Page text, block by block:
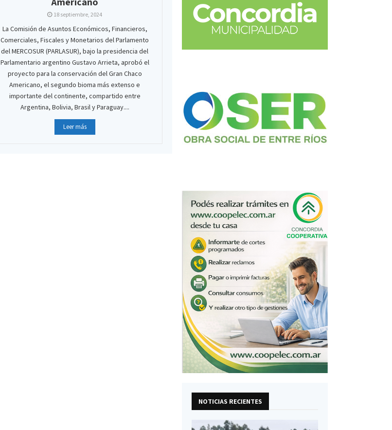
18 septiembre, 2024
La Comisión de Asuntos Económicos, Financieros,
Comerciales, Fiscales y Monetarios del Parlamento
del MERCOSUR (PARLASUR), bajo la presidencia del
Parlamentario argentino Gustavo Arrieta, aprobó el
proyecto para la conservación del Gran Chaco
Americano, el segundo bioma más extenso e
importante del continente, compartido entre
Argentina, Bolivia, Brasil y Paraguay....
Leer más
NOTICIAS RECIENTES